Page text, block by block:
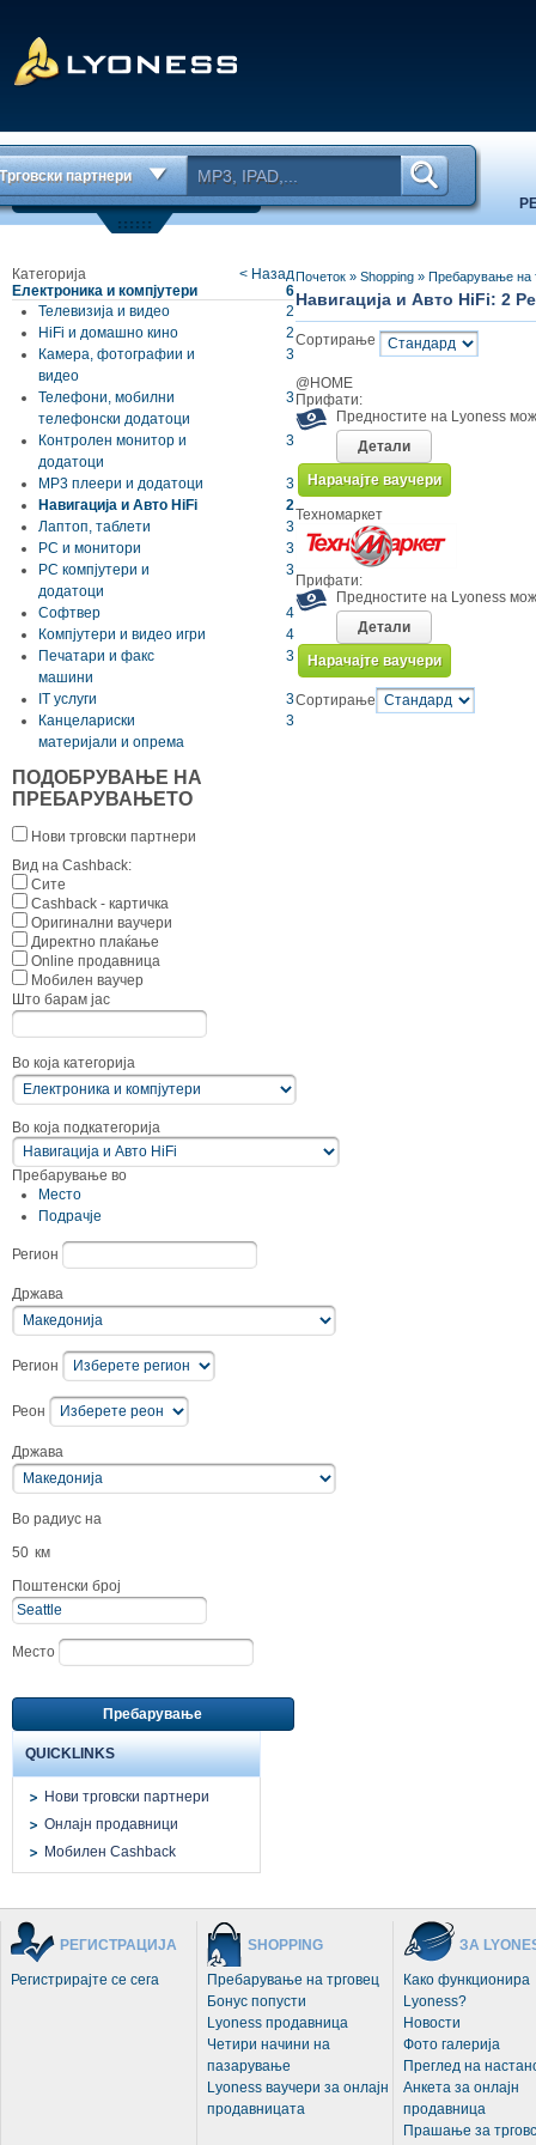
Трговски партнери
Категорија
< Назад
Електроника и компјутери
6
Телевизија и видео
2
HiFi и домашно кино
2
Камера, фотографии и
видео
3
Телефони, мобилни
телефонски додатоци
3
Контролен монитор и
додатоци
3
МР3 плеери и додатоци
3
Навигација и Авто HiFi
2
Лаптоп, таблети
3
РС и монитори
3
РС компјутери и
додатоци
3
Софтвер
4
Компјутери и видео игри
4
Печатари и факс
машини
3
IT услуги
3
Канцелариски
материјали и опрема
3
ПОДОБРУВАЊЕ НА
ПРЕБАРУВАЊЕТО
Нови трговски партнери
Вид на Cashback:
Сите
Cashback - картичка
Оригинални ваучери
Директно плаќање
Online продавница
Мобилен ваучер
Што барам јас
Во која категорија
Во која подкатегорија
Пребарување во
Место
Подрачје
Регион
Држава
Регион
Реон
Држава
Во радиус на
50 км
Поштенски број
Место
Пребарување
QUICKLINKS
Нови трговски партнери
Онлајн продавници
Мобилен Cashback
Почеток» Shopping» Пребарување на
Навигација и Авто HiFi: 2
Сортирање
@HOME
Прифати:
Предностите на Lyoness
Детали
Нарачајте ваучери
Техномаркет
Прифати:
Предностите на Lyoness
Детали
Нарачајте ваучери
Сортирање
РЕГИСТРАЦИЈА
Регистрирајте се сега
SHOPPING
Пребарување на трговец
Бонус попусти
Lyoness продавница
Четири начини на
пазарување
Lyoness ваучери за онлајн
продавницата
ЗА
Како функционира
Lyoness?
Новости
Фото галерија
Преглед на
Анкета за онлајн
продавница
Прашање за